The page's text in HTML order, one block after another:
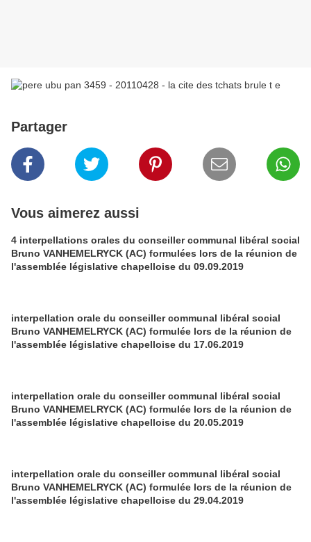
Partager
Vous aimerez aussi
4 interpellations orales du conseiller communal libéral social
Bruno VANHEMELRYCK (AC) formulées lors de la réunion de
l'assemblée législative chapelloise du 09.09.2019
interpellation orale du conseiller communal libéral social
Bruno VANHEMELRYCK (AC) formulée lors de la réunion de
l'assemblée législative chapelloise du 17.06.2019
interpellation orale du conseiller communal libéral social
Bruno VANHEMELRYCK (AC) formulée lors de la réunion de
l'assemblée législative chapelloise du 20.05.2019
interpellation orale du conseiller communal libéral social
Bruno VANHEMELRYCK (AC) formulée lors de la réunion de
l'assemblée législative chapelloise du 29.04.2019